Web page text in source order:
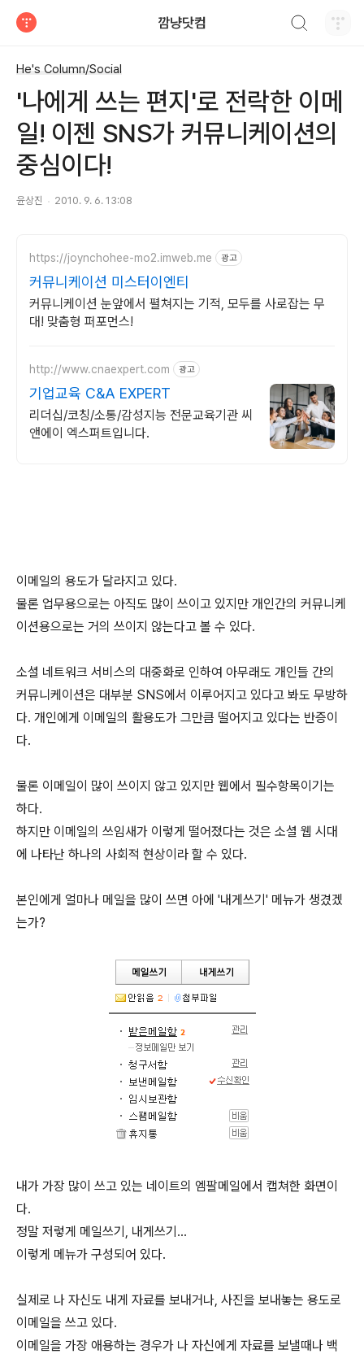
깜냥닷컴
He's Column/Social
'나에게 쓰는 편지'로 전락한 이메
일! 이젠 SNS가 커뮤니케이션의
중심이다!
윤상진 2010. 9. 6. 13:08
https://joynchohee-mo2.imweb.me 광고
커뮤니케이션 미스터이엔티
커뮤니케이션 눈앞에서 펼쳐지는 기적, 모두를 사로잡는 무
대! 맞춤형 퍼포먼스!
http://www.cnaexpert.com 광고
기업교육 C&A EXPERT
리더십/코칭/소통/감성지능 전문교육기관 씨
앤에이 엑스퍼트입니다.
이메일의 용도가 달라지고 있다.
물론 업무용으로는 아직도 많이 쓰이고 있지만 개인간의 커뮤니케
이션용으로는 거의 쓰이지 않는다고 볼 수 있다.
소셜 네트워크 서비스의 대중화로 인하여 아무래도 개인들 간의
커뮤니케이션은 대부분 SNS에서 이루어지고 있다고 봐도 무방하
다. 개인에게 이메일의 활용도가 그만큼 떨어지고 있다는 반증이
다.
물론 이메일이 많이 쓰이지 않고 있지만 웹에서 필수항목이기는
하다.
하지만 이메일의 쓰임새가 이렇게 떨어졌다는 것은 소셜 웹 시대
에 나타난 하나의 사회적 현상이라 할 수 있다.
본인에게 얼마나 메일을 많이 쓰면 아에 '내게쓰기' 메뉴가 생겼겠
는가?
내가 가장 많이 쓰고 있는 네이트의 엠팔메일에서 캡쳐한 화면이
다.
정말 저렇게 메일쓰기, 내게쓰기...
이렇게 메뉴가 구성되어 있다.
실제로 나 자신도 내게 자료를 보내거나, 사진을 보내놓는 용도로
이메일을 쓰고 있다.
이메일을 가장 애용하는 경우가 나 자신에게 자료를 보낼때나 백